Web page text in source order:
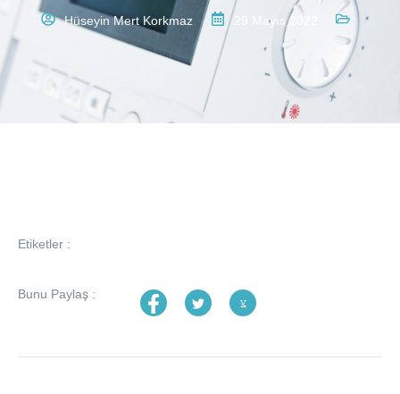
Hüseyin Mert Korkmaz 29 Mayıs 2022
Etiketler :
Bunu Paylaş :